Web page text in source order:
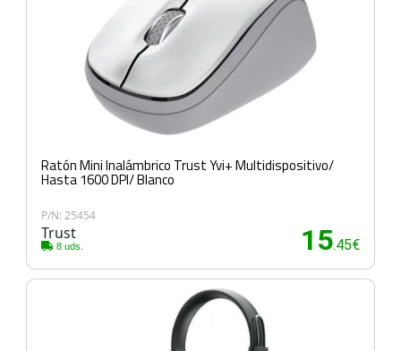
Ratón Mini Inalámbrico Trust Yvi+ Multidispositivo/
Hasta 1600 DPI/ Blanco
P/N: 25454
Trust
8 uds. 15.45€